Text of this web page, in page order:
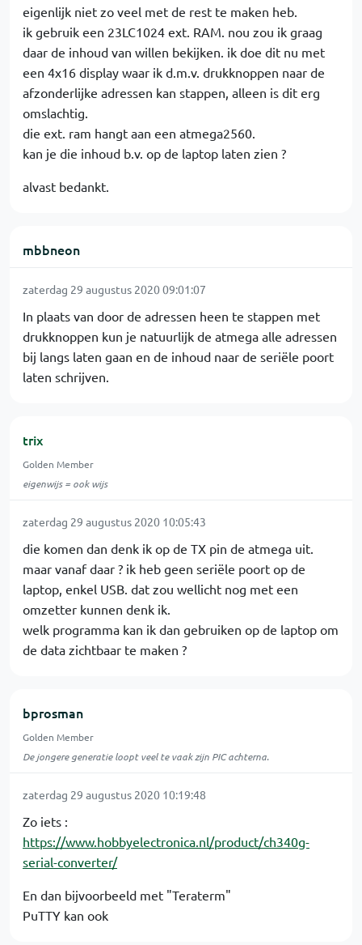
eigenlijk niet zo veel met de rest te maken heb.
ik gebruik een 23LC1024 ext. RAM. nou zou ik graag
daar de inhoud van willen bekijken. ik doe dit nu met
een 4x16 display waar ik d.m.v. drukknoppen naar de
afzonderlijke adressen kan stappen, alleen is dit erg
omslachtig.
die ext. ram hangt aan een atmega2560.
kan je die inhoud b.v. op de laptop laten zien ?
alvast bedankt.
mbbneon
zaterdag 29 augustus 2020 09:01:07
In plaats van door de adressen heen te stappen met
drukknoppen kun je natuurlijk de atmega alle adressen
bij langs laten gaan en de inhoud naar de seriële poort
laten schrijven.
trix
Golden Member
eigenwijs = ook wijs
zaterdag 29 augustus 2020 10:05:43
die komen dan denk ik op de TX pin de atmega uit.
maar vanaf daar ? ik heb geen seriële poort op de
laptop, enkel USB. dat zou wellicht nog met een
omzetter kunnen denk ik.
welk programma kan ik dan gebruiken op de laptop om
de data zichtbaar te maken ?
bprosman
Golden Member
De jongere generatie loopt veel te vaak zijn PIC achterna.
zaterdag 29 augustus 2020 10:19:48
Zo iets :
https://www.hobbyelectronica.nl/product/ch340g-
serial-converter/
En dan bijvoorbeeld met "Teraterm"
PuTTY kan ook